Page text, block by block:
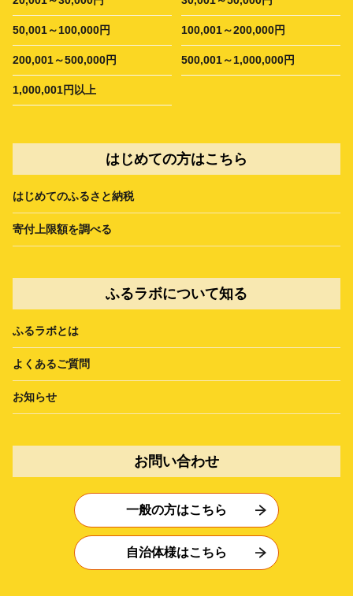
50,001～100,000円 100,001～200,000円
200,001～500,000円 500,001～1,000,000円
1,000,001円以上
はじめての方はこちら
はじめてのふるさと納税
寄付上限額を調べる
ふるラボについて知る
ふるラボとは
よくあるご質問
お知らせ
お問い合わせ
一般の方はこちら
自治体様はこちら